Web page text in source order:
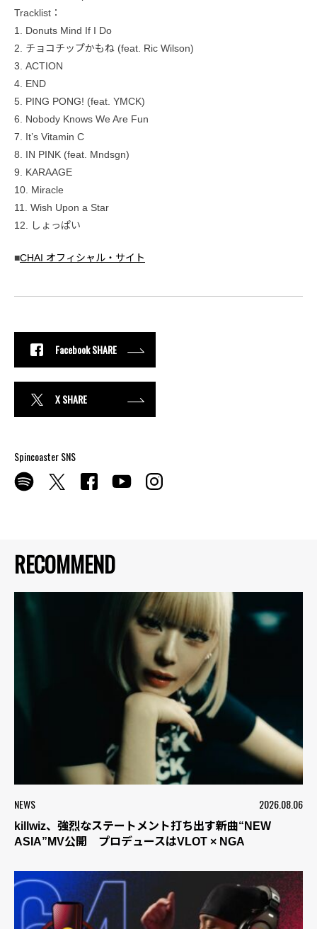
RECOMMEND
NEWS 2026.08.06
killwiz、強烈なステートメント打ち出す新曲“NEW
ASIA”MV公開 プロデュースはVLOT × NGA
Tracklist：
1. Donuts Mind If I Do
2. チョコチップかもね (feat. Ric Wilson)
3. ACTION
4. END
5. PING PONG! (feat. YMCK)
6. Nobody Knows We Are Fun
7. It’s Vitamin C
8. IN PINK (feat. Mndsgn)
9. KARAAGE
10. Miracle
11. Wish Upon a Star
12. しょっぱい
■CHAI オフィシャル・サイト
Facebook SHARE
X SHARE
Spincoaster SNS